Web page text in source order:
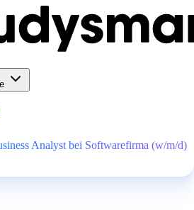
Analyst bei Softwarefirma (w/m/d)